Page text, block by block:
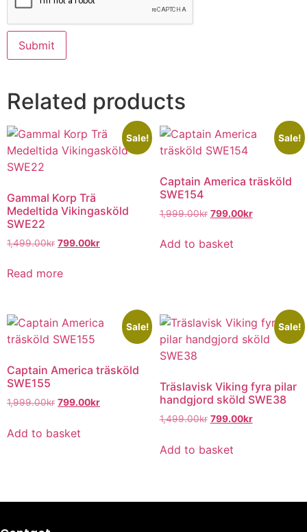
Related products
Sale!
Gammal Korp Trä
Medeltida Vikingasköld
SWE22
1,499.00kr 799.00kr
Read more
Sale!
Captain America träsköld
SWE154
1,999.00kr 799.00kr
Add to basket
Sale!
Captain America träsköld
SWE155
1,999.00kr 799.00kr
Add to basket
Sale!
Träslavisk Viking fyra pilar
handgjord sköld SWE38
1,499.00kr 799.00kr
Add to basket